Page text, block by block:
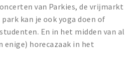
van Parkies, de vrijmarkt
kan je ook yoga doen of
En in het midden van al
enige) horecazaak in het